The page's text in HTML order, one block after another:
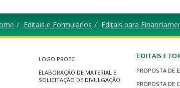
Editais e Formulários Editais para
LOGO PROEC
ELABORAÇÃO DE MATERIAL E
SOLICITAÇÃO DE DIVULGAÇÃO
EDITAIS E
PROPOSTA DE
PROPOSTA DE